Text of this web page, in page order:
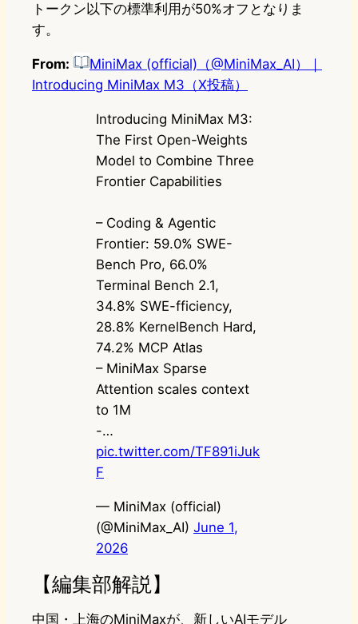
トークン以下の標準利用が50%オフとなりま
す。
From:
MiniMax (official)（@MiniMax_AI）｜
Introducing MiniMax M3（X投稿）
Introducing MiniMax M3:
The First Open-Weights
Model to Combine Three
Frontier Capabilities
– Coding & Agentic
Frontier: 59.0% SWE-
Bench Pro, 66.0%
Terminal Bench 2.1,
34.8% SWE-fficiency,
28.8% KernelBench Hard,
74.2% MCP Atlas
– MiniMax Sparse
Attention scales context
to 1M
-…
pic.twitter.com/TF891iJuk
F
— MiniMax (official)
(@MiniMax_AI) June 1,
2026
【編集部解説】
中国・上海のMiniMaxが、新しいAIモデル